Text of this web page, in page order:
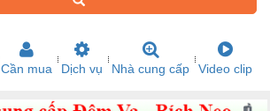
Cần mua Dịch vụ Nhà cung cấp Video clip